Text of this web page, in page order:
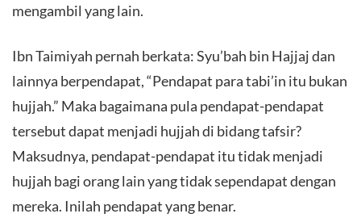
mengambil yang lain.
Ibn Taimiyah pernah berkata: Syu’bah bin Hajjaj dan
lainnya berpendapat, “Pendapat para tabi’in itu bukan
hujjah.” Maka bagaimana pula pendapat-pendapat
tersebut dapat menjadi hujjah di bidang tafsir?
Maksudnya, pendapat-pendapat itu tidak menjadi
hujjah bagi orang lain yang tidak sependapat dengan
mereka. Inilah pendapat yang benar.